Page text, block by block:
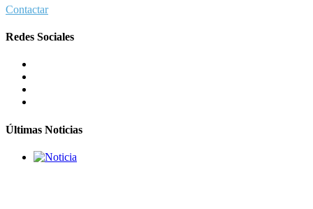
7 agosto 2026
Contactar
Redes Sociales
Últimas Noticias